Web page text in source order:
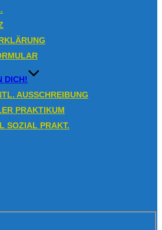
DICH!
AUSSCHREIBUNG
PRAKTIKUM
SOZIAL PRAKT.